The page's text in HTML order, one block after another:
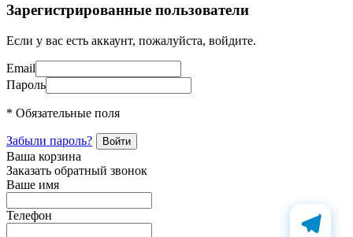
Зарегистрированные пользователи
Если у вас есть аккаунт, пожалуйста, войдите.
Email
Пароль
* Обязательные поля
Забыли пароль?
Ваша корзина
Заказать обратный звонок
Ваше имя
Телефон